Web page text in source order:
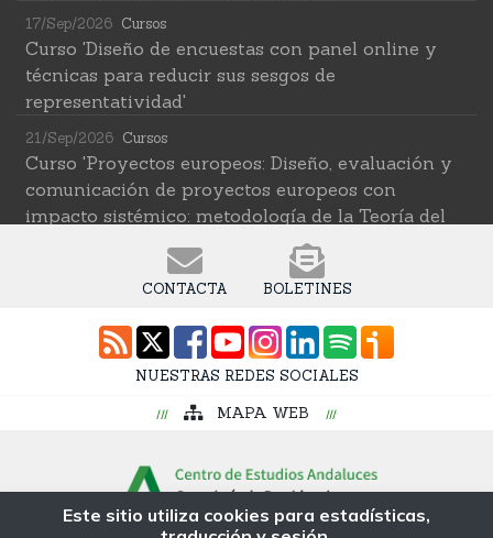
17/Sep/2026 Cursos
Curso 'Diseño de encuestas con panel online y
técnicas para reducir sus sesgos de
representatividad'
21/Sep/2026 Cursos
Curso 'Proyectos europeos: Diseño, evaluación y
comunicación de proyectos europeos con
impacto sistémico: metodología de la Teoría del
Cambio transformativa'
Cursos
ciencias sociales' (2ª edición)
Cursos
intelingente de datos'
Curso 'Una introducción a los métodos digitales y
las ciencias sociales computacionales'
CONTACTA BOLETINES
NUESTRAS REDES SOCIALES
MAPA WEB
Este sitio utiliza cookies para estadísticas,